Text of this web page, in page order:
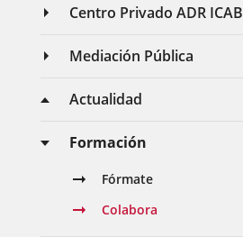
Centro Privado ADR ICAB
Mediación Pública
Actualidad
Formación
Fórmate
Colabora